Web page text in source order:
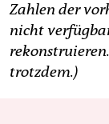
Zahlen der
nicht
trotzdem.)